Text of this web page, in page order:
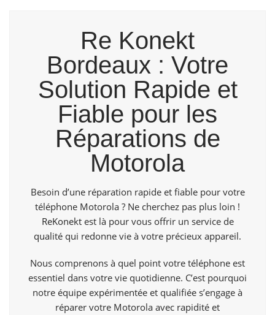
Re Konekt
Bordeaux : Votre
Solution Rapide et
Fiable pour les
Réparations de
Motorola
Besoin d’une réparation rapide et fiable pour votre
téléphone Motorola ? Ne cherchez pas plus loin !
ReKonektest là pour vous offrir un service de
qualité qui redonne vie à votre précieux appareil.
Nous comprenons à quel point votre téléphone est
essentiel dans votre vie quotidienne. C’est pourquoi
notre équipe expérimentée et qualifiée s’engage à
réparer votre Motorola avec rapidité et